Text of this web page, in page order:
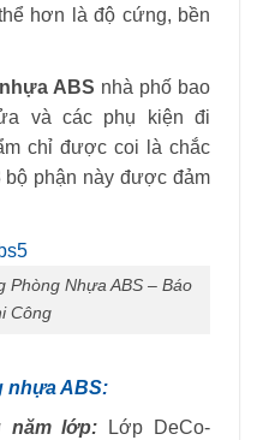
hơn là độ cứng, bền
ABS nhà phố bao
và các phụ kiện đi
chỉ được coi là chắc
phận này được đảm
Phòng Nhựa ABS – Báo
Công
nhựa ABS:
năm lớp: Lớp DeCo-